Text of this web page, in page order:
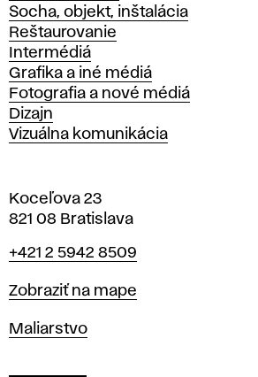
Socha, objekt, inštalácia
Reštaurovanie
Intermédiá
Grafika a iné médiá
Fotografia a nové médiá
Dizajn
Vizuálna komunikácia
Koceľova 23
821 08 Bratislava
Telefón
+421 2 5942 8509
Mapa
Zobraziť na mape
Katedry
Maliarstvo